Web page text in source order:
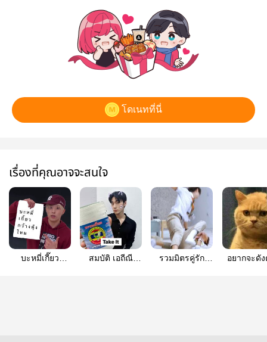
โดเนทที่นี่
เรื่องที่คุณอาจจะสนใจ
บะหมี่เกี๊ยว
สมบัติ เอถีณี
รวมมิตรคู่รัก
อยากจะดั